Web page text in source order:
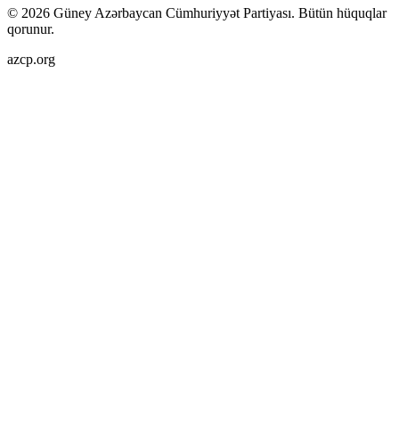
© 2026 Güney Azərbaycan Cümhuriyyət Partiyası. Bütün hüquqlar
qorunur.
azcp.org